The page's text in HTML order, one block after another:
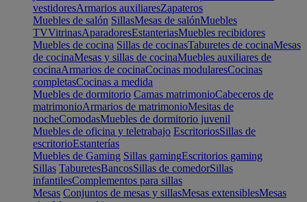
vestidoresArmarios auxiliaresZapateros
Muebles de salón SillasMesas de salónMuebles
TVVitrinasAparadoresEstanteriasMuebles recibidores
Muebles de cocina Sillas de cocinasTaburetes de cocinaMesas
de cocinaMesas y sillas de cocinaMuebles auxiliares de
cocinaArmarios de cocinaCocinas modularesCocinas
completasCocinas a medida
Muebles de dormitorio Camas matrimonioCabeceros de
matrimonioArmarios de matrimonioMesitas de
nocheComodasMuebles de dormitorio juvenil
Muebles de oficina y teletrabajo EscritoriosSillas de
escritorioEstanterías
Muebles de Gaming Sillas gamingEscritorios gaming
Sillas TaburetesBancosSillas de comedorSillas
infantilesComplementos para sillas
Mesas Conjuntos de mesas y sillasMesas extensiblesMesas